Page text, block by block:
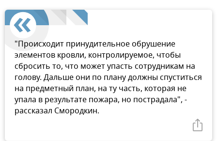
"Происходит принудительное обрушение
элементов кровли, контролируемое, чтобы
сбросить то, что может упасть сотрудникам на
голову. Дальше они по плану должны спуститься
на предметный план, на ту часть, которая не
упала в результате пожара, но пострадала", -
рассказал Смородкин.